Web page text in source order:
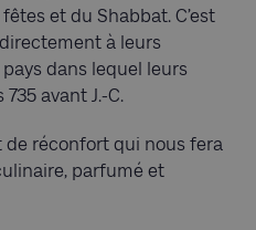
et du Shabbat. C’est
à leurs
dans lequel leurs
avant J.-C.
de réconfort qui nous fera
parfumé et